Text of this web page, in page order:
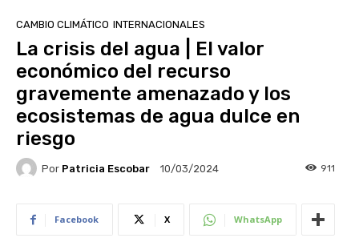
CAMBIO CLIMÁTICO INTERNACIONALES
La crisis del agua | El valor
económico del recurso
gravemente amenazado y los
ecosistemas de agua dulce en
riesgo
Por Patricia Escobar 10/03/2024 911
Facebook X WhatsApp